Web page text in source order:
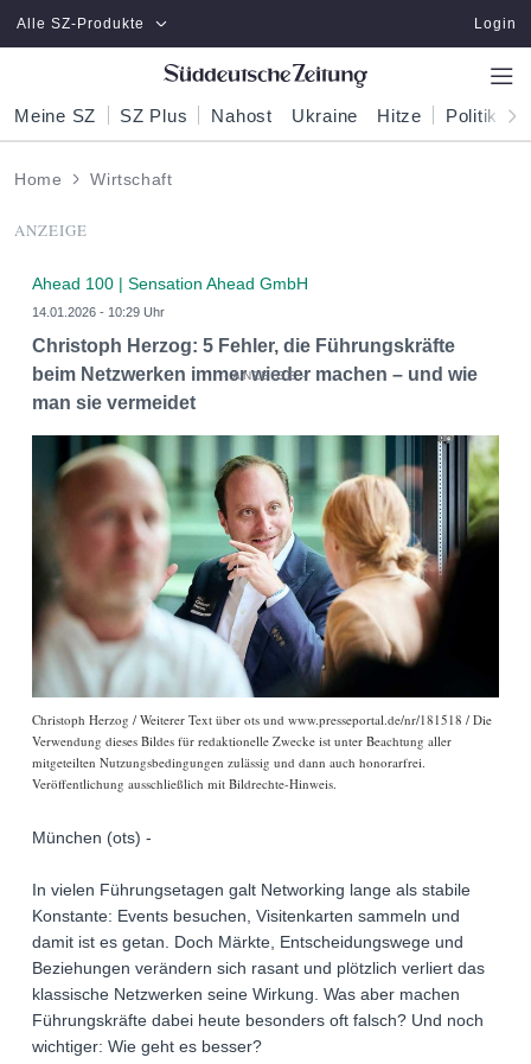
Zum Hauptinhalt springen
Alle SZ-Produkte Login
Meine SZ SZ Plus Nahost Ukraine Hitze Politik
Home Wirtschaft
ANZEIGE
Ahead 100 | Sensation Ahead GmbH
14.01.2026 - 10:29 Uhr
Christoph Herzog: 5 Fehler, die Führungskräfte
beim Netzwerken immer wieder machen – und wie
man sie vermeidet
Christoph Herzog / Weiterer Text über ots und www.presseportal.de/nr/181518 / Die
Verwendung dieses Bildes für redaktionelle Zwecke ist unter Beachtung aller
mitgeteilten Nutzungsbedingungen zulässig und dann auch honorarfrei.
Veröffentlichung ausschließlich mit Bildrechte-Hinweis.
München (ots) -
In vielen Führungsetagen galt Networking lange als stabile
Konstante: Events besuchen, Visitenkarten sammeln und
damit ist es getan. Doch Märkte, Entscheidungswege und
Beziehungen verändern sich rasant und plötzlich verliert das
klassische Netzwerken seine Wirkung. Was aber machen
Führungskräfte dabei heute besonders oft falsch? Und noch
wichtiger: Wie geht es besser?